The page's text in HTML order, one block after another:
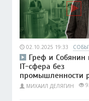
02.10.2025 19:33
Греф и Собянин
IT-сфера без
промышленности
МИХАИЛ ДЕЛЯГИН